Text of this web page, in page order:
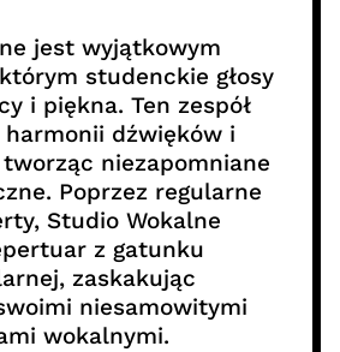
jest wyjątkowym
studenckie głosy
i piękna. Ten zespół
dźwięków i
niezapomniane
Poprzez regularne
Studio Wokalne
z gatunku
zaskakując
niesamowitymi
wokalnymi.